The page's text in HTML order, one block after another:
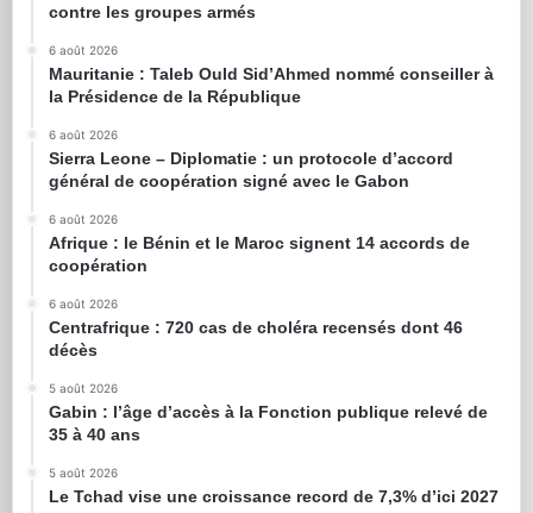
contre les groupes armés
6 août 2026
Mauritanie : Taleb Ould Sid’Ahmed nommé conseiller à
la Présidence de la République
6 août 2026
Sierra Leone – Diplomatie : un protocole d’accord
général de coopération signé avec le Gabon
6 août 2026
Afrique : le Bénin et le Maroc signent 14 accords de
coopération
6 août 2026
Centrafrique : 720 cas de choléra recensés dont 46
décès
5 août 2026
Gabin : l’âge d’accès à la Fonction publique relevé de
35 à 40 ans
5 août 2026
Le Tchad vise une croissance record de 7,3% d’ici 2027